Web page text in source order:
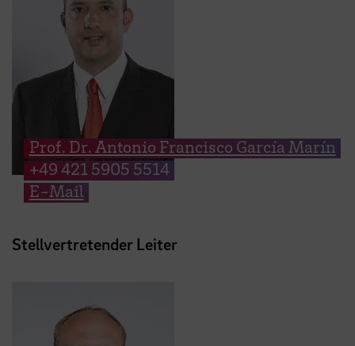
Prof. Dr. Antonio Francisco García Marín
+49 421 5905 5514
E-Mail
Stellvertretender Leiter